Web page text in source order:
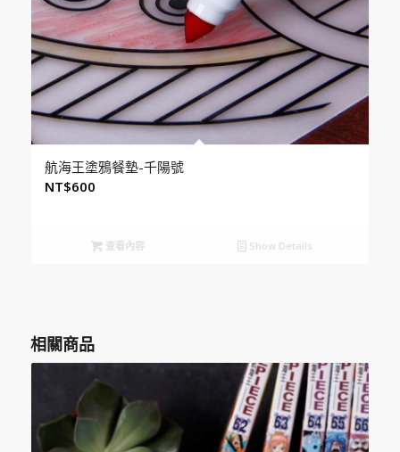
航海王塗鴉餐墊-千陽號
NT$600
查看內容 Show Details
相關商品